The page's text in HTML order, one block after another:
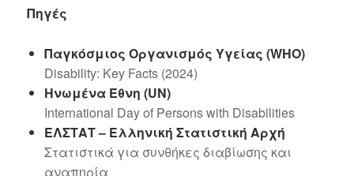
Πηγές
Παγκόσμιος Οργανισμός Υγείας (WHO)
Disability: Key Facts (2024)
ΗνωμέναΈθνη (UN)
International Day of Persons with Disabilities
ΕΛΣΤΑΤ – Ελληνική Στατιστική Αρχή
Στατιστικά για συνθήκες διαβίωσης και
αναπηρία